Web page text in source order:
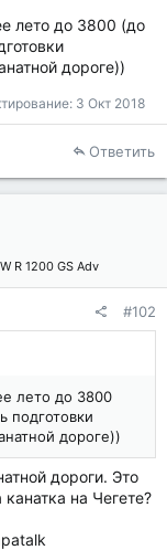
лето до 3800 (до
дороге))
3 Окт 2018
Ответить
R 1200 GS Adv
#102
лето до 3800
подготовки
дороге))
дороги. Это
на Чегете?